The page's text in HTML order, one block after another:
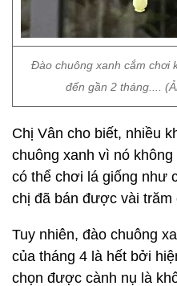
Đào chuông xanh cắm chơi
đến gần 2 tháng....
Chị Vân cho biết, nhiều
chuông xanh vì nó
có thể chơi lá giống như
chị đã bán được vài
Tuy nhiên, đào chuông
của tháng 4 là hết bởi
chọn được cành nụ là